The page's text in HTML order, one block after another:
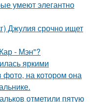
умеют элегантно
Джулия срочно ищет
- Мэн"?
яркими
фото, на котором она
отметили пятую